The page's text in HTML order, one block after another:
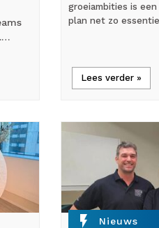
groeiambities is
plan net zo
Lees verder »
flash_on Nieuws